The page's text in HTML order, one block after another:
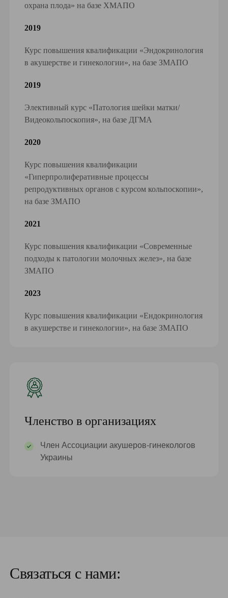
охрана плода» на базе ХМАПО
2019
Курс повышения квалификации «Эндокринология
в акушерстве и гинекологии», на базе ЗМАПО
2019
Элективный курс «Патология шейки матки/
Видеокольпоскопия», на базе ДГМА
2020
Курс повышения квалификации
«Гиперпролиферативные процессы
репродуктивных органов с курсом кольпоскопии»,
на базе ЗМАПО
2021
Курс повышения квалификации «Современные
подходы к патологии молочных желез», на базе
ЗМАПО
2023
Курс повышения квалификации «Ендокринология
в акушерстве и гинекологии», на базе ЗМАПО
Членство в организациях
Член Ассоциации акушеров-гинекологов
Украины
Связаться с нами: